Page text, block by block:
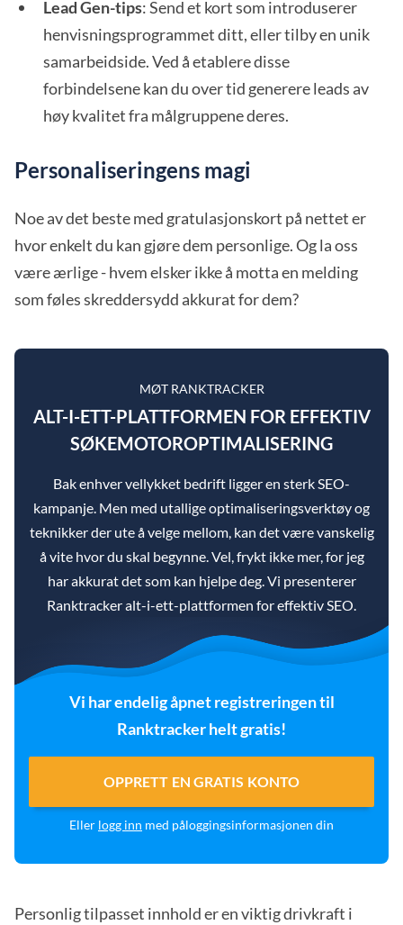
Lead Gen-tips: Send et kort som introduserer
henvisningsprogrammet ditt, eller tilby en unik
samarbeidside. Ved å etablere disse
forbindelsene kan du over tid generere leads av
høy kvalitet fra målgruppene deres.
Personaliseringens magi
Noe av det beste med gratulasjonskort på nettet er
hvor enkelt du kan gjøre dem personlige. Og la oss
være ærlige - hvem elsker ikke å motta en melding
som føles skreddersydd akkurat for dem?
MØT RANKTRACKER
ALT-I-ETT-PLATTFORMEN FOR EFFEKTIV
SØKEMOTOROPTIMALISERING
Bak enhver vellykket bedrift ligger en sterk SEO-
kampanje. Men med utallige optimaliseringsverktøy og
teknikker der ute å velge mellom, kan det være vanskelig
å vite hvor du skal begynne. Vel, frykt ikke mer, for jeg
har akkurat det som kan hjelpe deg. Vi presenterer
Ranktracker alt-i-ett-plattformen for effektiv SEO.
Vi har endelig åpnet registreringen til
Ranktracker helt gratis!
OPPRETT EN GRATIS KONTO
Eller logg inn med påloggingsinformasjonen din
Personlig tilpasset innhold er en viktig drivkraft i